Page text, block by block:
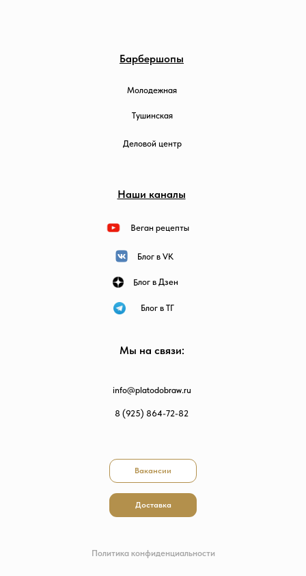
Политика конфиденциальности
Барбершопы
Молодежная
Тушинская
Деловой центр
Наши каналы
Блог в VK
Веган рецепты
Блог в Дзен
Блог в ТГ
Мы на связи:
info@platodobraw.ru
8 (925) 864-72-82
Доставка
Вакансии